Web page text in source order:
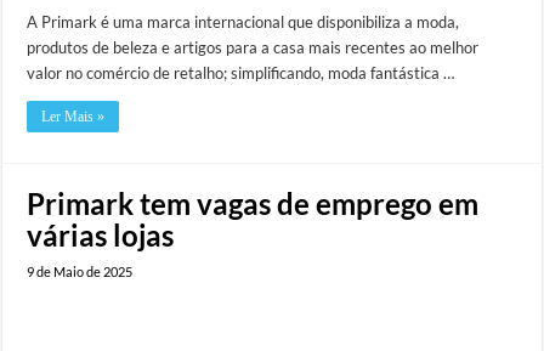
A Primark é uma marca internacional que disponibiliza a moda,
produtos de beleza e artigos para a casa mais recentes ao melhor
valor no comércio de retalho; simplificando, moda fantástica …
Ler Mais »
Primark tem vagas de emprego em
várias lojas
9 de Maio de 2025